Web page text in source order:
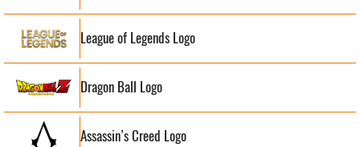
League of Legends Logo
Dragon Ball Logo
Assassin’s Creed Logo